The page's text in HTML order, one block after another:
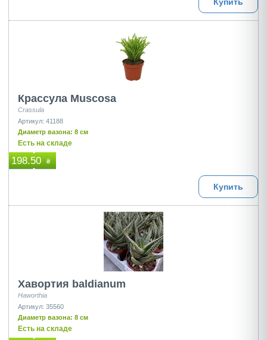
Крассула Muscosa
Crassula
Артикул: 41188
Диаметр вазона: 8 см
Есть на складе
198.50 ₴
Купить
Хавортия baldianum
Haworthia
Артикул: 35560
Диаметр вазона: 8 см
Есть на складе